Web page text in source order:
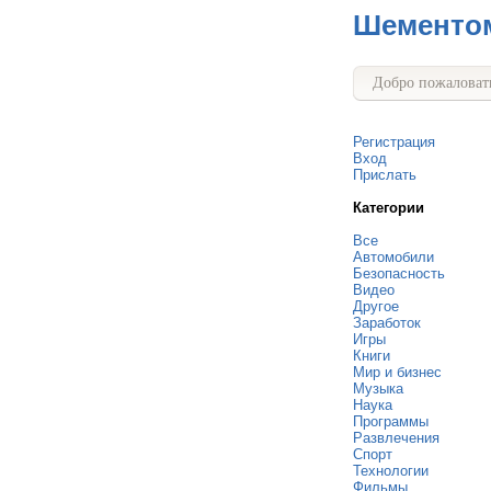
Добро
Регистрация
Вход
Прислать
Категории
Все
Автомобили
Безопасность
Видео
Другое
Заработок
Игры
Книги
Мир и бизнес
Музыка
Наука
Программы
Развлечения
Спорт
Технологии
Фильмы